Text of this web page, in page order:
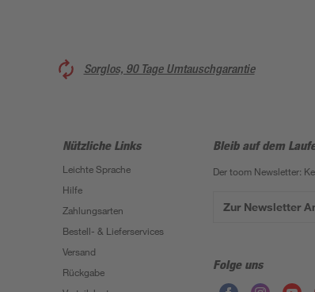
Sorglos, 90 Tage Umtauschgarantie
Nützliche Links
Leichte Sprache
Hilfe
Zahlungsarten
Bestell- & Lieferservices
Versand
Rückgabe
Bleib auf dem
Der toom Newsletter:
Zur Newsletter
Folge uns